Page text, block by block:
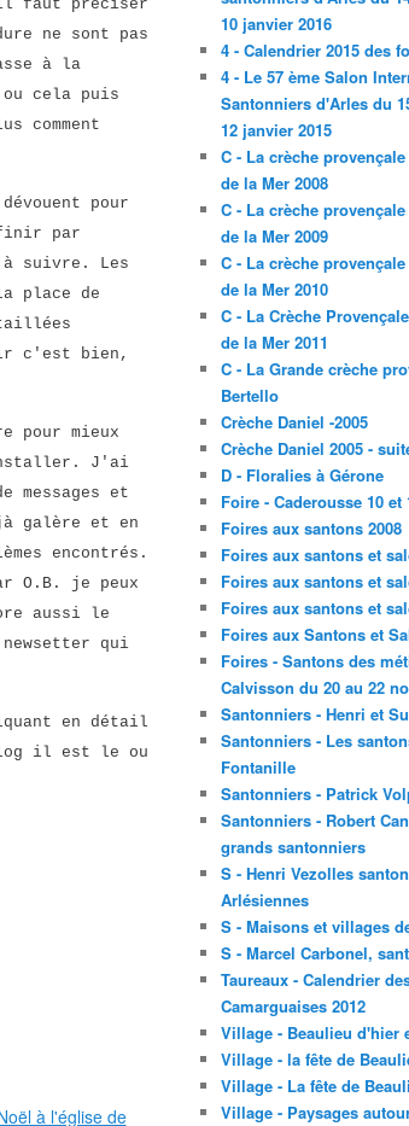
il faut préciser
ne sont pas
à la
cela puis
comment
pour
finir par
à suivre. Les
place de
c'est bien,
pour mieux
J'ai
messages et
galère et en
encontrés.
O.B. je peux
aussi le
qui
en détail
il est le ou
10 janvier 2016
4 - Calendrier 2015 des
4 - Le 57 ème Salon
Santonniers d'Arles du
12 janvier 2015
C - La crèche
de la Mer 2008
C - La crèche
de la Mer 2009
C - La crèche
de la Mer 2010
C - La Crèche
de la Mer 2011
C - La Grande crèche
Bertello
Crèche Daniel -2005
Crèche Daniel 2005 -
D - Floralies à Gérone
Foire - Caderousse 10 et
Foires aux santons 2008
Foires aux santons et
Foires aux santons et
Foires aux santons et
Foires aux Santons et
Foires - Santons des
Calvisson du 20 au 22
Santonniers - Henri et
Santonniers - Les
Fontanille
Santonniers - Patrick
Santonniers - Robert
grands santonniers
S - Henri Vezolles
Arlésiennes
S - Maisons et villages
S - Marcel Carbonel,
Taureaux - Calendrier
Camarguaises 2012
Village - Beaulieu d'hier
Village - la fête de
Village - La fête de
Village - Paysages